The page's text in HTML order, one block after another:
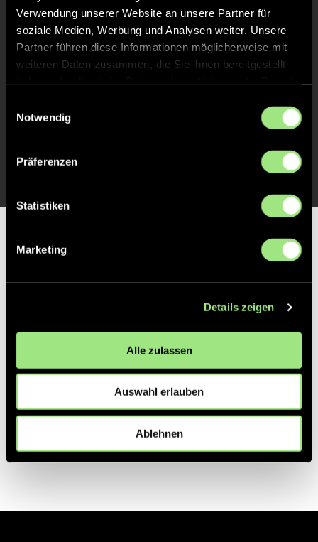
Verwendung unserer Website an unsere Partner für
soziale Medien, Werbung und Analysen weiter. Unsere
Partner führen diese Informationen möglicherweise mit
weiteren Daten zusammen, die Sie ihnen bereitgestellt
Notwendig
Präferenzen
Statistiken
Marketing
Details zeigen
Alle zulassen
Auswahl erlauben
Ablehnen
10' ANPFIFF 2. Halbzeit
1' ABPFIFF 1. Halbzeit